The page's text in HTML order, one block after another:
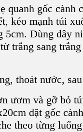
quanh gốc
kéo mạnh túi
Dùng dây
trắng sang
thoát nước,
ươm và gỡ bỏ
đặt gốc
theo từng